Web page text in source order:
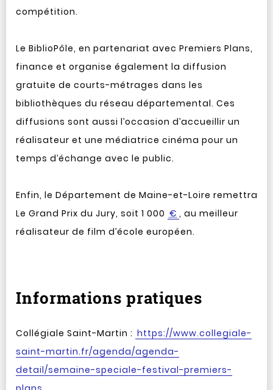
compétition.
Le BiblioPôle, en partenariat avec Premiers Plans,
finance et organise également la diffusion
gratuite de courts-métrages dans les
bibliothèques du réseau départemental. Ces
diffusions sont aussi l’occasion d’accueillir un
réalisateur et une médiatrice cinéma pour un
temps d’échange avec le public.
Enfin, le Département de Maine-et-Loire remettra
Le Grand Prix du Jury, soit 1 000 € , au meilleur
réalisateur de film d’école européen.
Informations pratiques
Collégiale Saint-Martin : https://www.collegiale-
saint-martin.fr/agenda/agenda-
detail/semaine-speciale-festival-premiers-